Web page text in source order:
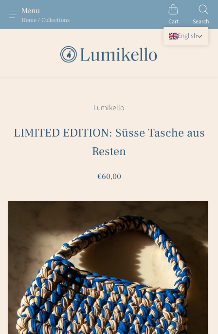
Menu
Home / Collections Cart Search
Lumikello
LIMITED EDITION: Süsse Tasche aus
Resten
€60,00
English